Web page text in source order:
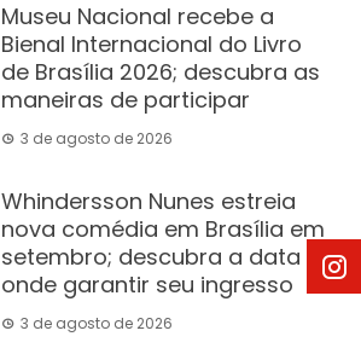
Museu Nacional recebe a
Bienal Internacional do Livro
de Brasília 2026; descubra as
maneiras de participar
3 de agosto de 2026
Whindersson Nunes estreia
nova comédia em Brasília em
setembro; descubra a data e
onde garantir seu ingresso
3 de agosto de 2026